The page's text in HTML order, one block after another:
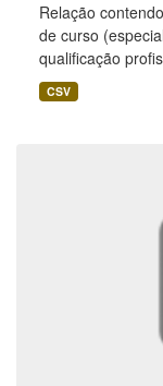
Relação
de curso
qualificação
CSV